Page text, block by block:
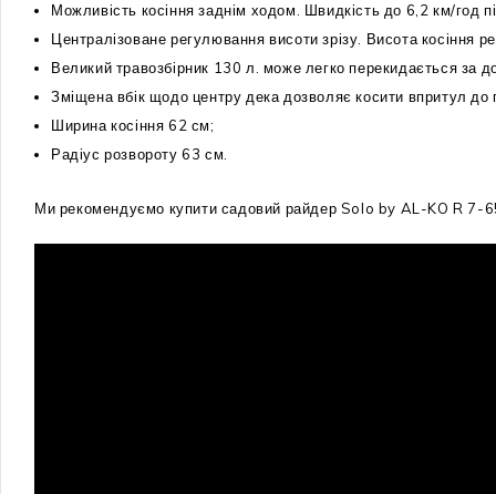
Можливість косіння заднім ходом. Швидкість до 6,2 км/год
Централізоване регулювання висоти зрізу. Висота
Великий травозбірник 130 л. може легко перекидається за
Зміщена вбік щодо центру дека дозволяє косити впритул до
Ширина косіння 62 см;
Радіус розвороту 63 см.
Ми рекомендуємо купити садовий райдер Solo by AL-KO R 7-